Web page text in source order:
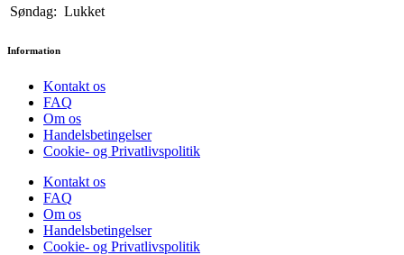
Søndag: Lukket
Information
Kontakt os
FAQ
Om os
Handelsbetingelser
Cookie- og Privatlivspolitik
Kontakt os
FAQ
Om os
Handelsbetingelser
Cookie- og Privatlivspolitik